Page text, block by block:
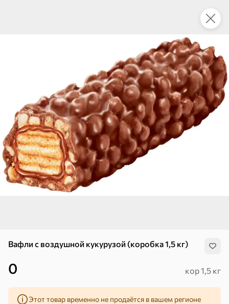
Вафли с воздушной кукурузой (коробка 1,5 кг)
0 кор 1,5 кг
Этот товар временно не продаётся в вашем регионе
Все
15,6 ₽
НОВОЕ 5 НОВОЕ НОВОЕ